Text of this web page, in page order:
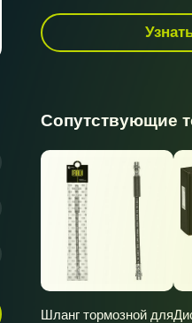
Сопутствующие
Шланг тормозной для